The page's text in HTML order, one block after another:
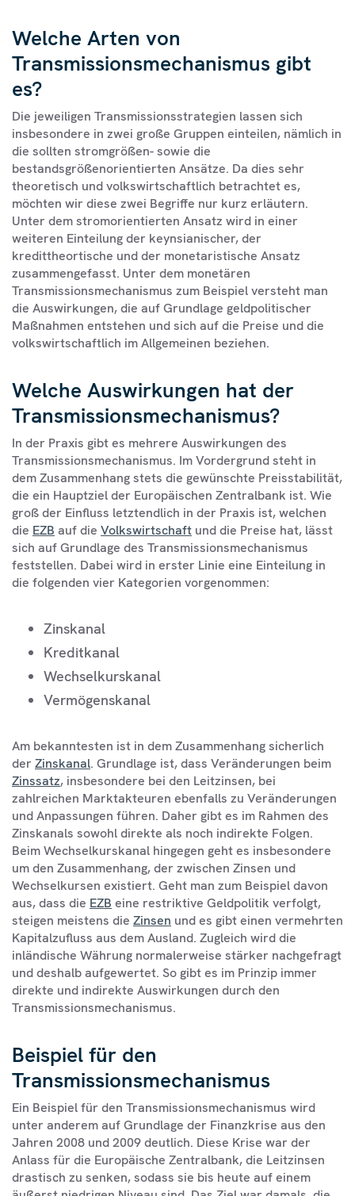
Welche Arten von
Transmissionsmechanismus gibt
es?
Die jeweiligen Transmissionsstrategien lassen sich
insbesondere in zwei große Gruppen einteilen, nämlich in
die sollten stromgrößen- sowie die
bestandsgrößenorientierten Ansätze. Da dies sehr
theoretisch und volkswirtschaftlich betrachtet es,
möchten wir diese zwei Begriffe nur kurz erläutern.
Unter dem stromorientierten Ansatz wird in einer
weiteren Einteilung der keynsianischer, der
kredittheortische und der monetaristische Ansatz
zusammengefasst. Unter dem monetären
Transmissionsmechanismus zum Beispiel versteht man
die Auswirkungen, die auf Grundlage geldpolitischer
Maßnahmen entstehen und sich auf die Preise und die
volkswirtschaftlich im Allgemeinen beziehen.
Welche Auswirkungen hat der
Transmissionsmechanismus?
In der Praxis gibt es mehrere Auswirkungen des
Transmissionsmechanismus. Im Vordergrund steht in
dem Zusammenhang stets die gewünschte Preisstabilität,
die ein Hauptziel der Europäischen Zentralbank ist. Wie
groß der Einfluss letztendlich in der Praxis ist, welchen
die EZB auf die Volkswirtschaft und die Preise hat, lässt
sich auf Grundlage des Transmissionsmechanismus
feststellen. Dabei wird in erster Linie eine Einteilung in
die folgenden vier Kategorien vorgenommen:
Zinskanal
Kreditkanal
Wechselkurskanal
Vermögenskanal
Am bekanntesten ist in dem Zusammenhang sicherlich
der Zinskanal. Grundlage ist, dass Veränderungen beim
Zinssatz, insbesondere bei den Leitzinsen, bei
zahlreichen Marktakteuren ebenfalls zu Veränderungen
und Anpassungen führen. Daher gibt es im Rahmen des
Zinskanals sowohl direkte als noch indirekte Folgen.
Beim Wechselkurskanal hingegen geht es insbesondere
um den Zusammenhang, der zwischen Zinsen und
Wechselkursen existiert. Geht man zum Beispiel davon
aus, dass die EZB eine restriktive Geldpolitik verfolgt,
steigen meistens die Zinsen und es gibt einen vermehrten
Kapitalzufluss aus dem Ausland. Zugleich wird die
inländische Währung normalerweise stärker nachgefragt
und deshalb aufgewertet. So gibt es im Prinzip immer
direkte und indirekte Auswirkungen durch den
Transmissionsmechanismus.
Beispiel für den
Transmissionsmechanismus
Ein Beispiel für den Transmissionsmechanismus wird
unter anderem auf Grundlage der Finanzkrise aus den
Jahren 2008 und 2009 deutlich. Diese Krise war der
Anlass für die Europäische Zentralbank, die Leitzinsen
drastisch zu senken, sodass sie bis heute auf einem